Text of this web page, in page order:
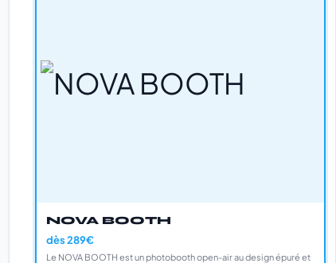
NOVA BOOTH
dès 289€
Le NOVA BOOTH est un photobooth open-air au design épuré et